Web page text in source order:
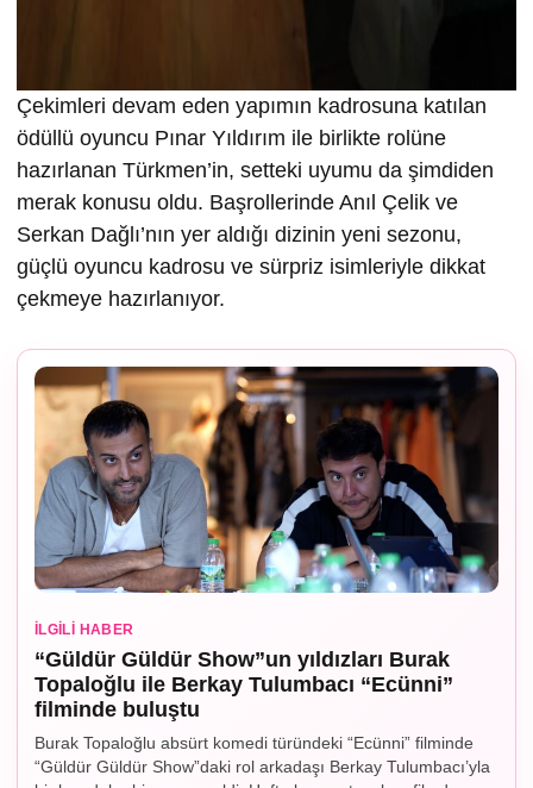
Çekimleri devam eden yapımın kadrosuna katılan
ödüllü oyuncu Pınar Yıldırım ile birlikte rolüne
hazırlanan Türkmen’in, setteki uyumu da şimdiden
merak konusu oldu. Başrollerinde Anıl Çelik ve
Serkan Dağlı’nın yer aldığı dizinin yeni sezonu,
güçlü oyuncu kadrosu ve sürpriz isimleriyle dikkat
çekmeye hazırlanıyor.
İLGILI HABER
“Güldür Güldür Show”un yıldızları Burak
Topaloğlu ile Berkay Tulumbacı “Ecünni”
filminde buluştu
Burak Topaloğlu absürt komedi türündeki “Ecünni” filminde
“Güldür Güldür Show”daki rol arkadaşı Berkay Tulumbacı’yla